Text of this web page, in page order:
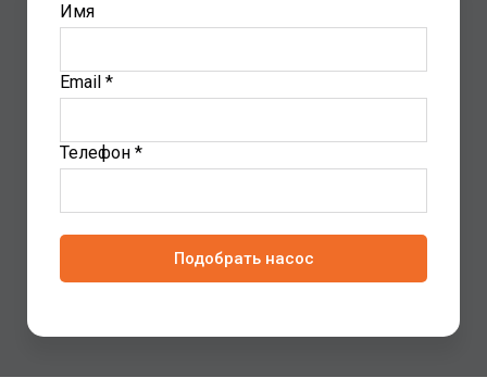
Имя
Email *
Телефон *
Подобрать насос